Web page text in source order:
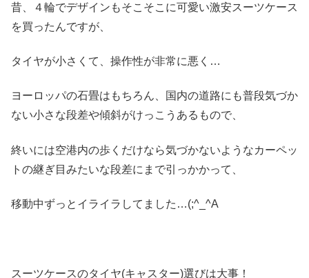
昔、４輪でデザインもそこそこに可愛い激安スーツケース
を買ったんですが、
タイヤが小さくて、操作性が非常に悪く…
ヨーロッパの石畳はもちろん、国内の道路にも普段気づか
ない小さな段差や傾斜がけっこうあるもので、
終いには空港内の歩くだけなら気づかないようなカーペッ
トの継ぎ目みたいな段差にまで引っかかって、
移動中ずっとイライラしてました…(;^_^A
スーツケースのタイヤ(キャスター)選びは大事！